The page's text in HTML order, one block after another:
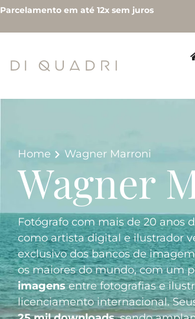
Parcelamento em até 12x sem juros
Home Wagner Marroni
Wagner
Fotógrafo com mais de 20 anos
como artista digital e ilustrador
exclusivo dos bancos de
os maiores do mundo, com um
imagensentre fotografias e
licenciamento internacional.